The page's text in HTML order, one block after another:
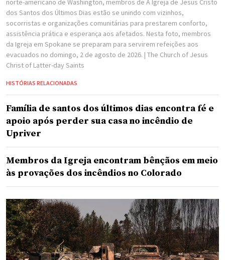
norte-americano de Washington, membros de A Igreja de Jesus Cristo
dos Santos dos Últimos Dias estão se unindo com vizinhos,
socorristas e organizações comunitárias para prestarem conforto,
assistência prática e esperança aos afetados. Nesta foto, membros
da Igreja em Spokane se preparam para servirem refeições aos
evacuados no domingo, 2 de agosto de 2026. | The Church of Jesus
Christ of Latter-day Saints
HISTÓRIAS RELACIONADAS
Família de santos dos últimos dias encontra fé e
apoio após perder sua casa no incêndio de
Upriver
Membros da Igreja encontram bênçãos em meio
às provações dos incêndios no Colorado